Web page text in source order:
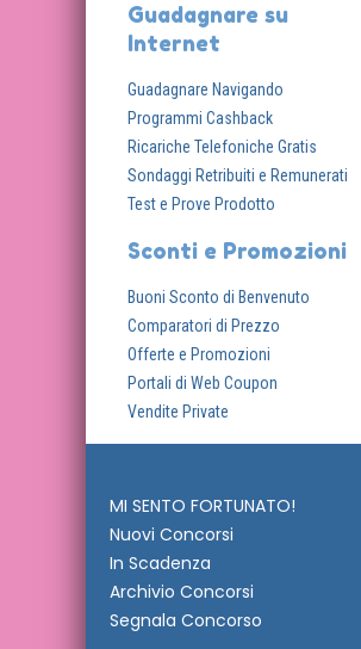
Guadagnare su
Internet
Guadagnare Navigando
Programmi Cashback
Ricariche Telefoniche Gratis
Sondaggi Retribuiti e Remunerati
Test e Prove Prodotto
Sconti e Promozioni
Buoni Sconto di Benvenuto
Comparatori di Prezzo
Offerte e Promozioni
Portali di Web Coupon
Vendite Private
MI SENTO FORTUNATO!
Nuovi Concorsi
In Scadenza
Archivio Concorsi
Segnala Concorso